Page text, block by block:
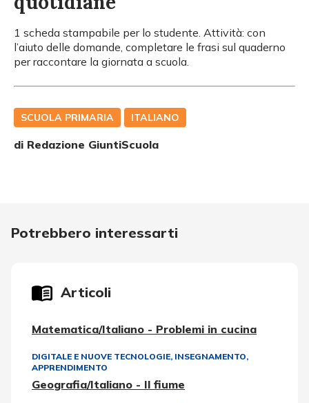
1 scheda stampabile per lo studente. Attività: con
l’aiuto delle domande, completare le frasi sul quaderno
per raccontare la giornata a scuola.
SCUOLA PRIMARIA ITALIANO
di Redazione GiuntiScuola
Potrebbero interessarti
Articoli
Matematica/Italiano - Problemi in cucina
DIGITALE E NUOVE TECNOLOGIE, INSEGNAMENTO,
APPRENDIMENTO
Geografia/Italiano - Il fiume